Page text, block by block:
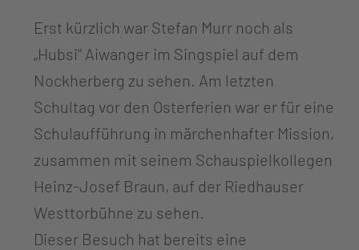
Erst kürzlich war Stefan Murr noch als
„Hubsi“ Aiwanger im Singspiel auf dem
Nockherberg zu sehen. Am letzten
Schultag vor den Osterferien war er für eine
Schulaufführung in märchenhafter Mission,
zusammen mit seinem Schauspielkollegen
Heinz-Josef Braun, auf der Riedhauser
Westtorbühne zu sehen.
Dieser Besuch hat bereits eine